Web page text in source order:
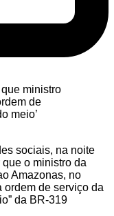
sociais, na noite
o ministro da
Amazonas, no
ordem de serviço da
da BR-319